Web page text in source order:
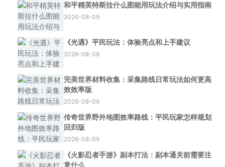
和平精英特斯拉什么图能用玩法介绍与实用指南
2026-08-09
《光遇》平民玩法：体验亮点和上手建议
2026-08-09
完美世界材料收集：采集路线日常玩法如何更高
效效率版
2026-08-09
传奇世界野外地图效率路线：平民玩家怎样规划
回归版
2026-08-09
《火影忍者手游》副本打法：副本通关前需要注
意什么